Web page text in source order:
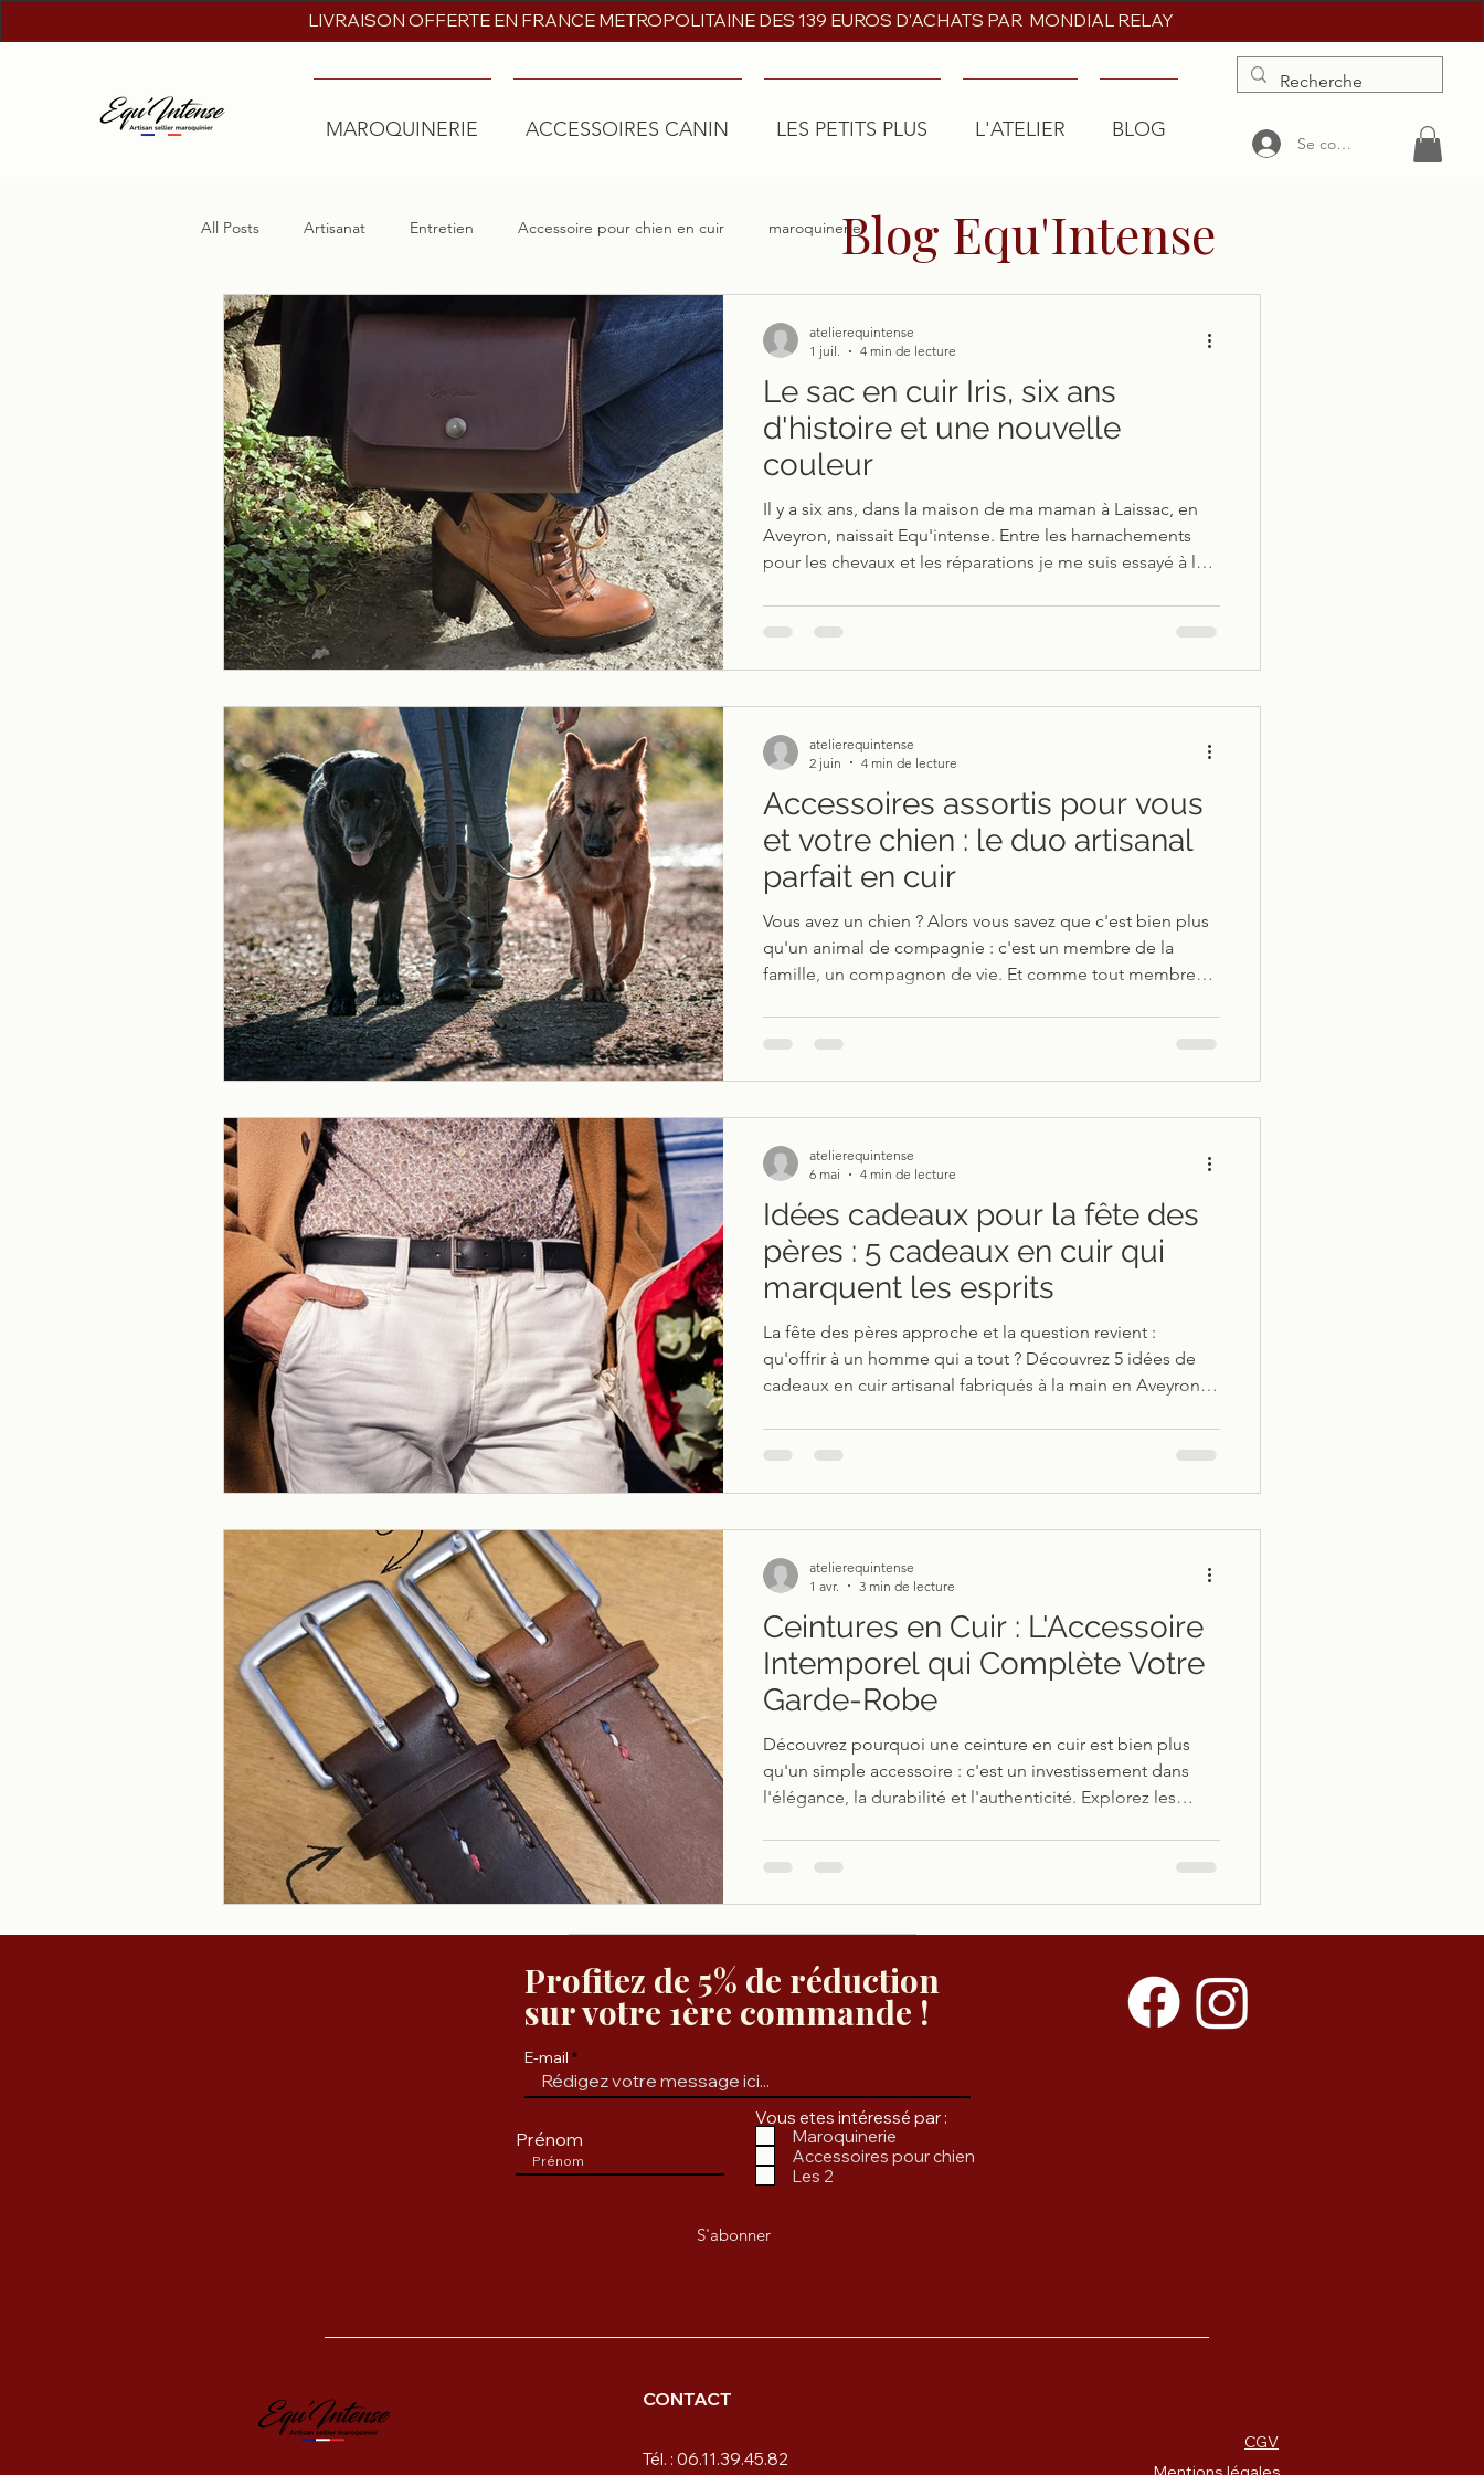
LIVRAISON OFFERTE EN FRANCE METROPOLITAINE DES 139 EUROS D'ACHATS PAR MONDIAL RELAY
MAROQUINERIE ACCESSOIRES CANIN LES PETITS PLUS L'ATELIER BLOG More
Se connecter
All Posts Artisanat Entretien Accessoire pour chien en cuir maroquinerie
Le sac en cuir Iris, six ans
d'histoire et une nouvelle
couleur
Il y a six ans, dans la maison de ma maman à Laissac, en
Aveyron, naissait Equ'intense. Entre les harnachements
pour les chevaux et les réparations je me suis essayé à la
atelierequintense
1 juil.
4 min de lecture
Accessoires assortis pour vous
et votre chien : le duo artisanal
parfait en cuir
Vous avez un chien ? Alors vous savez que c'est bien plus
qu'un animal de compagnie : c'est un membre de la
famille, un compagnon de vie. Et comme tout membre
cuir qui vous permettent, à vous et à votre .....
atelierequintense
2 juin
4 min de lecture
Idées cadeaux pour la fête des
pères : 5 cadeaux en cuir qui
marquent les esprits
La fête des pères approche et la question revient :
qu'offrir à un homme qui a tout ? Découvrez 5 idées de
cadeaux en cuir artisanal fabriqués à la main en Aveyron
quelque chose.
atelierequintense
6 mai
4 min de lecture
Ceintures en Cuir : L'Accessoire
Intemporel qui Complète Votre
Garde-Robe
Découvrez pourquoi une ceinture en cuir est bien plus
qu'un simple accessoire : c'est un investissement dans
l'élégance, la durabilité et l'authenticité. Explorez les
atelierequintense
1 avr.
3 min de lecture
Blog Equ'Intense
Profitez de 5% de réduction
sur votre 1ère commande !
E-mail
Prénom
Vous etes intéressé par :
Maroquinerie
Accessoires pour chien
Les 2
S'abonner
CONTACT
Tél. : 06.11.39.45.82
CGV